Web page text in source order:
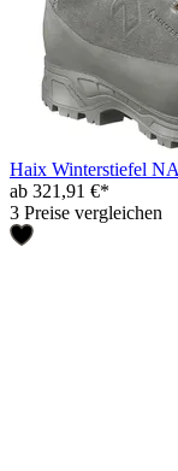
Haix Winterstiefel
ab 321,91 €*
3 Preise vergleichen